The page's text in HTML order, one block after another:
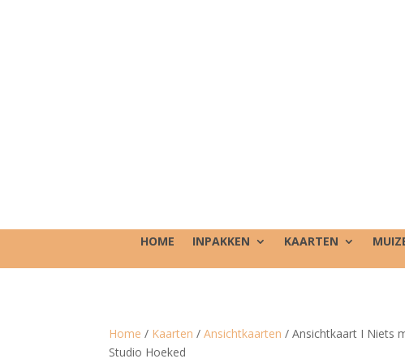
HOME INPAKKEN KAARTEN
Home / Kaarten /Ansichtkaarten / Ansichtkaart I Niets
Studio Hoeked